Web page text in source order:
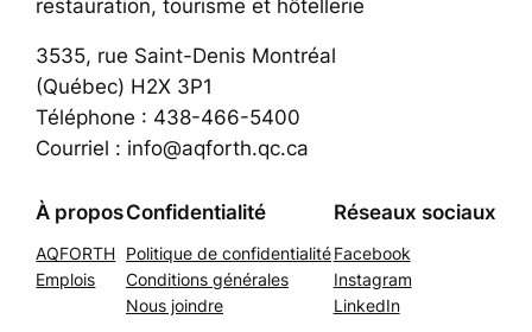
restauration, tourisme et hôtellerie
3535, rue Saint-Denis Montréal
(Québec) H2X 3P1
Téléphone : 438-466-5400
Courriel : info@aqforth.qc.ca
À propos
AQFORTH
Emplois
Confidentialité
Politique de confidentialité
Conditions générales
Nous joindre
Réseaux sociaux
Facebook
Instagram
LinkedIn